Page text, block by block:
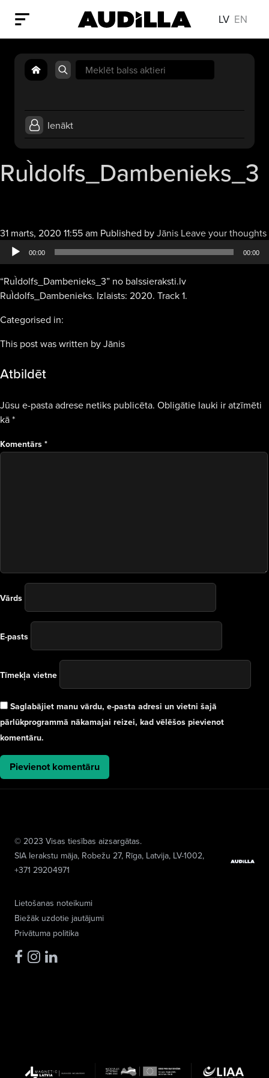
LV EN
Search
for:
Ienākt
RuÌdolfs_Dambenieks_3
31 marts, 2020 11:55 am Published byJānis Leave your thoughts
00:00 00:00
“RuÌdolfs_Dambenieks_3” no balssieraksti.lv
RuÌdolfs_Dambenieks. Izlaists: 2020. Track 1.
Categorised in:
This post was written by Jānis
Atbildēt
Jūsu e-pasta adrese netiks publicēta. Obligātie lauki ir atzīmēti
kā*
Komentārs*
Vārds
E-pasts
Tīmekļa vietne
Saglabājiet manu vārdu, e-pasta adresi un vietni šajā
pārlūkprogrammā nākamajai reizei, kad vēlēšos pievienot
komentāru.
Lietošanas noteikumi
Biežāk uzdotie jautājumi
Privātuma politika
© 2023 Visas tiesības aizsargātas.
SIA Ierakstu māja, Robežu 27, Rīga, Latvija, LV-1002,
+371 29204971